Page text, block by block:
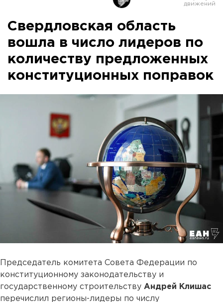
Свердловская область
вошла в число лидеров по
количеству предложенных
конституционных поправок
Председатель комитета Совета Федерации по
конституционному законодательству и
государственному строительству Андрей Клишас
перечислил регионы-лидеры по числу